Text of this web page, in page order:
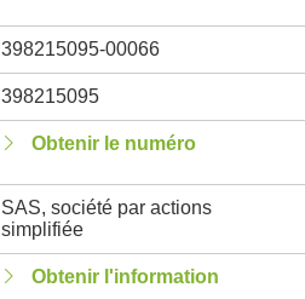
398215095-00066
398215095
Obtenir le numéro
SAS, société par actions
simplifiée
Obtenir l'information